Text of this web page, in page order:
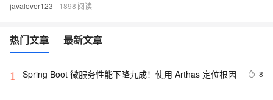
javalover123 1898
热门文章 最新文章
1 Spring Boot 微服务性能下降九成！使用 Arthas 定位根因 8